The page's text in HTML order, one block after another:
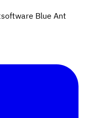
Blue Ant